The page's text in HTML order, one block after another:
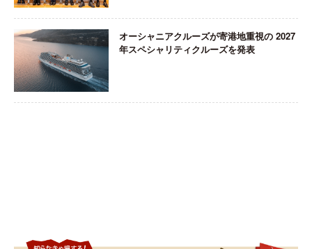
オーシャニアクルーズが寄港地重視の 2027
年スペシャリティクルーズを発表